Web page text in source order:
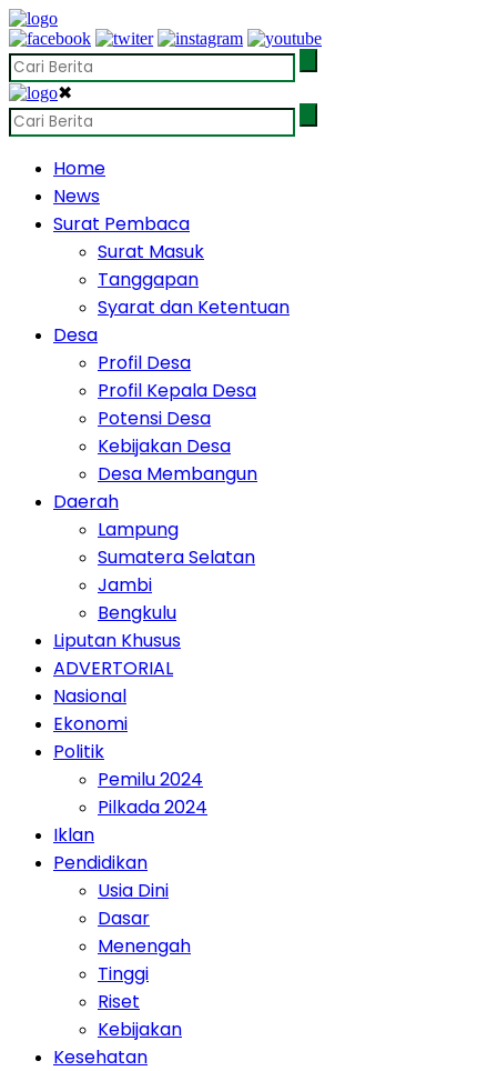
✖
Home
News
Surat Pembaca
Surat Masuk
Tanggapan
Syarat dan Ketentuan
Desa
Profil Desa
Profil Kepala Desa
Potensi Desa
Kebijakan Desa
Desa Membangun
Daerah
Lampung
Sumatera Selatan
Jambi
Bengkulu
Liputan Khusus
ADVERTORIAL
Nasional
Ekonomi
Politik
Pemilu 2024
Pilkada 2024
Iklan
Pendidikan
Usia Dini
Dasar
Menengah
Tinggi
Riset
Kebijakan
Kesehatan